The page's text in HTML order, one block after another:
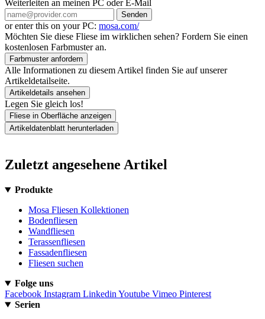
Weiterleiten an meinen PC oder E-Mail
Senden
or enter this on your PC: mosa.com/
Möchten Sie diese Fliese im wirklichen sehen? Fordern Sie einen
kostenlosen Farbmuster an.
Farbmuster anfordern
Alle Informationen zu diesem Artikel finden Sie auf unserer
Artikeldetailseite.
Artikeldetails ansehen
Legen Sie gleich los!
Fliese in Oberfläche anzeigen
Artikeldatenblatt herunterladen
Zuletzt angesehene Artikel
Produkte
Mosa Fliesen Kollektionen
Bodenfliesen
Wandfliesen
Terassenfliesen
Fassadenfliesen
Fliesen suchen
Folge uns
Facebook Instagram Linkedin Youtube Vimeo Pinterest
Serien